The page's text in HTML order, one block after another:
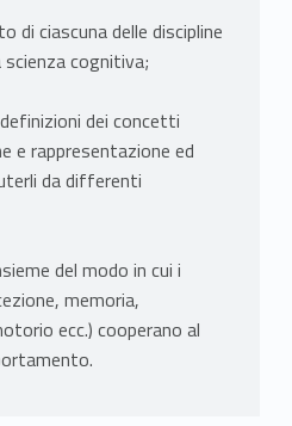
di ciascuna delle discipline
cognitiva;
dei concetti
e rappresentazione ed
da differenti
del modo in cui i
memoria,
ecc.) cooperano al